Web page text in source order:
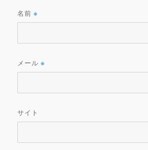
名前※
メール※
サイト